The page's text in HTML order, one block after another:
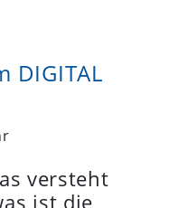
DIGITAL
versteht
ist die